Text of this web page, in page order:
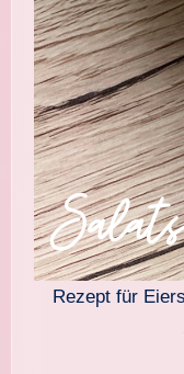
Rezept für